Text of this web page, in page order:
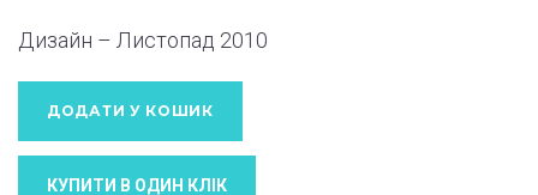
Дизайн – Листопад 2010
ДОДАТИ У КОШИК
КУПИТИ В ОДИН КЛIК